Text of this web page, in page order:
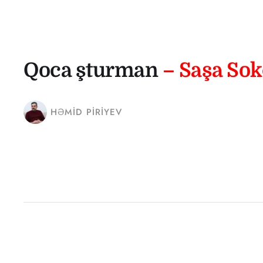
Qoca şturman – Saşa
HƏMID PIRIYEV